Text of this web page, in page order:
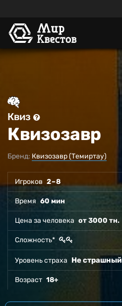
Квиз
Квизозавр
Бренд: Квизозавр (Темиртау)
Игроков 2 – 8
Время 60 мин
Цена за человека от 3000 тн.
Сложность*
Уровень страха Не страшный
Возраст 18+